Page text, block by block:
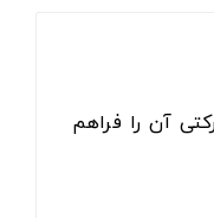
آن را فراهم